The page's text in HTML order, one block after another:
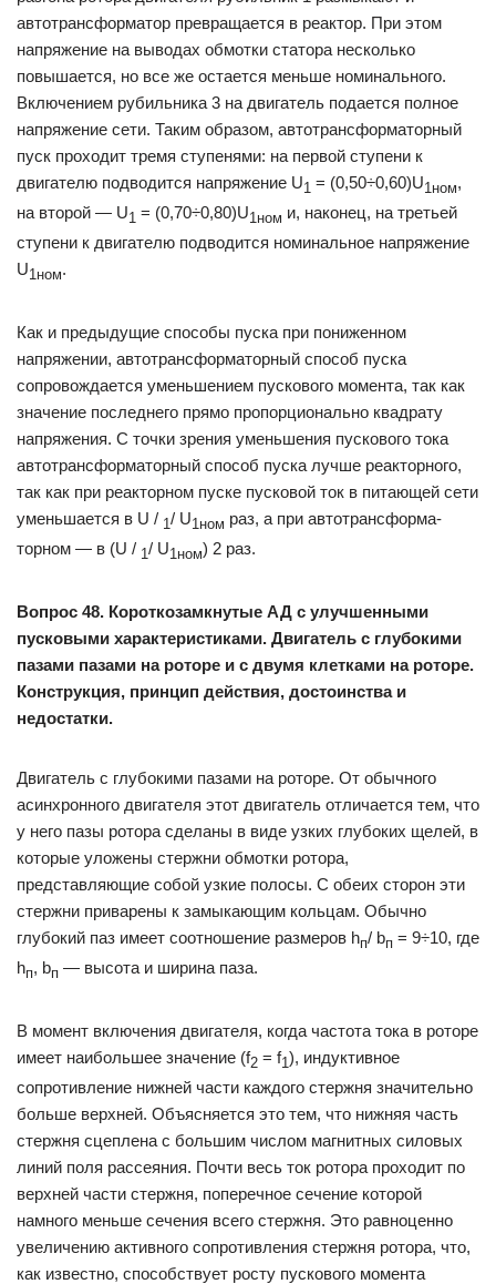
автотрансформатор превращается в реактор. При этом
напряжение на выводах обмотки статора несколько
повышается, но все же остается меньше номинального.
Включением ру­бильника 3 на двигатель подается полное
напряжение сети. Таким образом, автотрансформаторный
пуск проходит тремя ступенями: на первой ступени к
двигателю подводится напряжение U1 = (0,50÷0,60)U1ном,
на второй — U1 = (0,70÷0,80)U1ном и, наконец, на третьей
ступени к двигателю подводится номинальное напря­жение
U1ном.
Как и предыдущие способы пуска при пониженном
напряже­нии, автотрансформаторный способ пуска
сопровождается умень­шением пускового момента, так как
значение последнего прямо пропорционально квадрату
напряжения. С точки зрения уменьше­ния пускового тока
автотрансформаторный способ пуска лучше реакторного,
так как при реакторном пуске пусковой ток в пи­тающей сети
уменьшается в U / 1/ U1ном раз, а при автотрансформа­
торном — в (U / 1/ U1ном) 2 раз.
Вопрос 48. Короткозамкнутые АД с улучшенными
пусковыми характеристиками. Двигатель с глубокими
пазами пазами на роторе и с двумя клетками на роторе.
Конструкция, принцип действия, достоинства и
недостатки.
Двигатель с глубокими пазами на роторе. От обычного
асинхронного двигателя этот двигатель отличается тем, что
у него пазы ротора сделаны в виде узких глубоких щелей, в
которые уложены стержни обмотки ротора,
представляющие собой узкие полосы. С обеих сторон эти
стержни приварены к замыкающим кольцам. Обычно
глубокий паз имеет соотношение размеров hп/ bп = 9÷10, где
hп, bп — высота и ширина паза.
В момент включения двигателя, когда частота тока в роторе
имеет наибольшее значение (f2 = f1), индуктивное
сопротивление нижней части каждого стержня значительно
больше верхней. Объясняется это тем, что нижняя часть
стержня сцеплена с большим числом магнитных силовых
линий поля рассеяния. Почти весь ток ротора проходит по
верхней части стержня, поперечное сечение которой
намного меньше сечения всего стержня. Это равноценно
увеличению активного сопротивления стержня ротора, что,
как известно, способствует росту пускового момента